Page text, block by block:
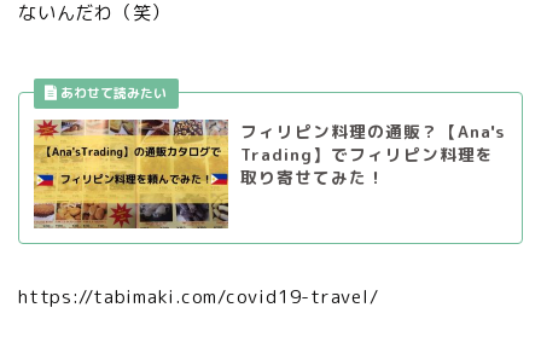
ないんだわ（笑）
フィリピン料理の通販？【Ana's
Trading】でフィリピン料理を
取り寄せてみた！
https://tabimaki.com/covid19-travel/